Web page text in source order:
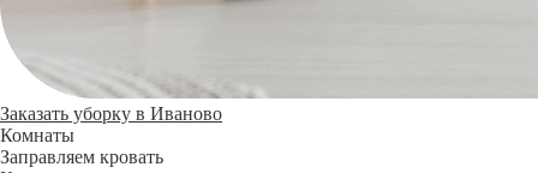
Заказать уборку в Иваново
Комнаты
Заправляем кровать